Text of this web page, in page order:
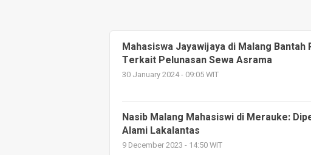
Mahasiswa Jayawijaya di Malang Bantah
Terkait Pelunasan Sewa Asrama
30 January 2024 - 09:05 WIT
Nasib Malang Mahasiswi di Merauke:
Alami Lakalantas
9 December 2023 - 14:50 WIT